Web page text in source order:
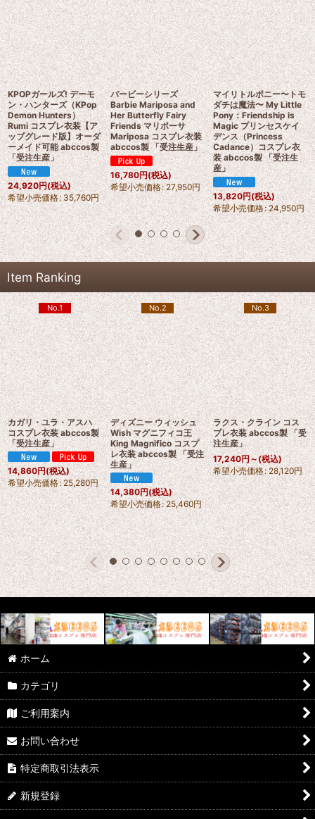
KPOPガールズ! デーモ
ン・ハンターズ（KPop
Demon Hunters）
Rumi コスプレ衣装【ア
ップグレード版】オーダ
ーメイド可能 abccos製
「受注生産」
24,920円(税込)
希望小売価格: 35,760円
バービーシリーズ
Barbie Mariposa and
Her Butterfly Fairy
Friends マリポーサ
Mariposa コスプレ衣装
abccos製 「受注生産」
16,780円(税込)
希望小売価格: 27,950円
マイリトルポニー〜トモ
ダチは魔法〜 My Little
Pony：Friendship is
Magic プリンセスケイ
デンス（Princess
Cadance）コスプレ衣
装 abccos製 「受注生
産」
13,820円(税込)
希望小売価格: 24,950円
Item Ranking
No.1
カガリ・ユラ・アスハ
コスプレ衣装 abccos製
「受注生産」
14,860円(税込)
希望小売価格: 25,280円
No.2
ディズニー ウィッシュ
Wish マグニフィコ王
King Magnifico コスプ
レ衣装 abccos製 「受注
生産」
14,380円(税込)
希望小売価格: 25,460円
No.3
ラクス・クライン コス
プレ衣装 abccos製 「受
注生産」
17,240円 ～ (税込)
希望小売価格: 28,120円
ホーム
カテゴリ
ご利用案内
お問い合わせ
特定商取引法表示
新規登録